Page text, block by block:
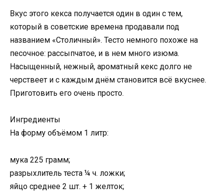
Вкус этого кекса получается один в один с тем,
который в советские времена продавали под
названием «Столичный». Тесто немного похоже на
песочное: рассыпчатое, и в нем много изюма.
Насыщенный, нежный, ароматный кекс долго не
черствеет и с каждым днём становится всё вкуснее.
Приготовить его очень просто.
Ингредиенты
На форму объёмом 1 литр:
мука 225 грамм;
разрыхлитель теста ¼ ч. ложки;
яйцо среднее 2 шт. + 1 желток;